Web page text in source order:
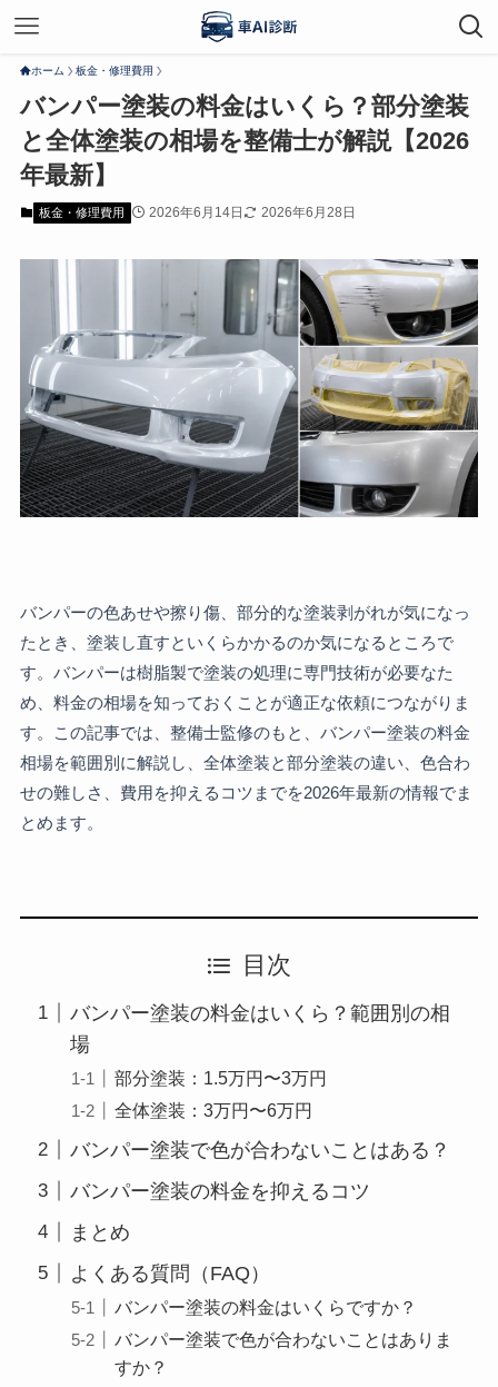
ホーム 板金・修理費用
バンパー塗装の料金はいくら？部分塗装
と全体塗装の相場を整備士が解説【2026
年最新】
板金・修理費用 2026年6月14日 2026年6月28日
バンパーの色あせや擦り傷、部分的な塗装剥がれが気になっ
たとき、塗装し直すといくらかかるのか気になるところで
す。バンパーは樹脂製で塗装の処理に専門技術が必要なた
め、料金の相場を知っておくことが適正な依頼につながりま
す。この記事では、整備士監修のもと、バンパー塗装の料金
相場を範囲別に解説し、全体塗装と部分塗装の違い、色合わ
せの難しさ、費用を抑えるコツまでを2026年最新の情報でま
とめます。
目次
バンパー塗装の料金はいくら？範囲別の相
場
部分塗装：1.5万円〜3万円
全体塗装：3万円〜6万円
バンパー塗装で色が合わないことはある？
バンパー塗装の料金を抑えるコツ
まとめ
よくある質問（FAQ）
バンパー塗装の料金はいくらですか？
バンパー塗装で色が合わないことはありま
すか？